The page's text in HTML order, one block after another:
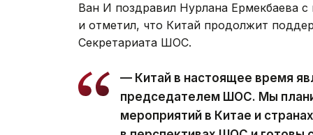
Ван И поздравил Нурлана Ермекбаева
и отметил, что Китай продолжит
Секретариата ШОС.
— Китай в настоящее время
председателем ШОС. Мы
мероприятий в Китае и